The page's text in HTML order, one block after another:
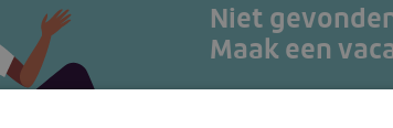
Niet
Maak een